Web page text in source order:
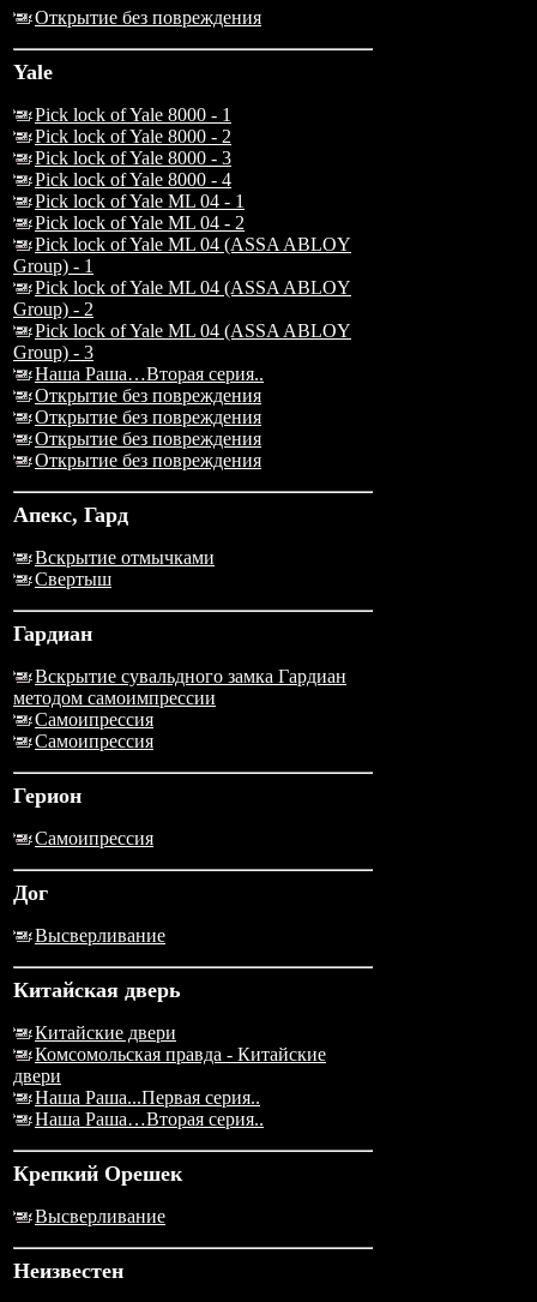
Открытие без повреждения
Yale
Pick lock of Yale 8000 - 1
Pick lock of Yale 8000 - 2
Pick lock of Yale 8000 - 3
Pick lock of Yale 8000 - 4
Pick lock of Yale ML 04 - 1
Pick lock of Yale ML 04 - 2
Pick lock of Yale ML 04 (ASSA ABLOY
Group) - 1
Pick lock of Yale ML 04 (ASSA ABLOY
Group) - 2
Pick lock of Yale ML 04 (ASSA ABLOY
Group) - 3
Наша Раша…Вторая серия..
Открытие без повреждения
Открытие без повреждения
Открытие без повреждения
Открытие без повреждения
Апекс, Гард
Вскрытие отмычками
Свертыш
Гардиан
Вскрытие сувальдного замка Гардиан
методом самоимпрессии
Самоипрессия
Самоипрессия
Герион
Самоипрессия
Дог
Высверливание
Китайская дверь
Китайские двери
Комсомольская правда - Китайские
двери
Наша Раша...Первая серия..
Наша Раша…Вторая серия..
Крепкий Орешек
Высверливание
Неизвестен